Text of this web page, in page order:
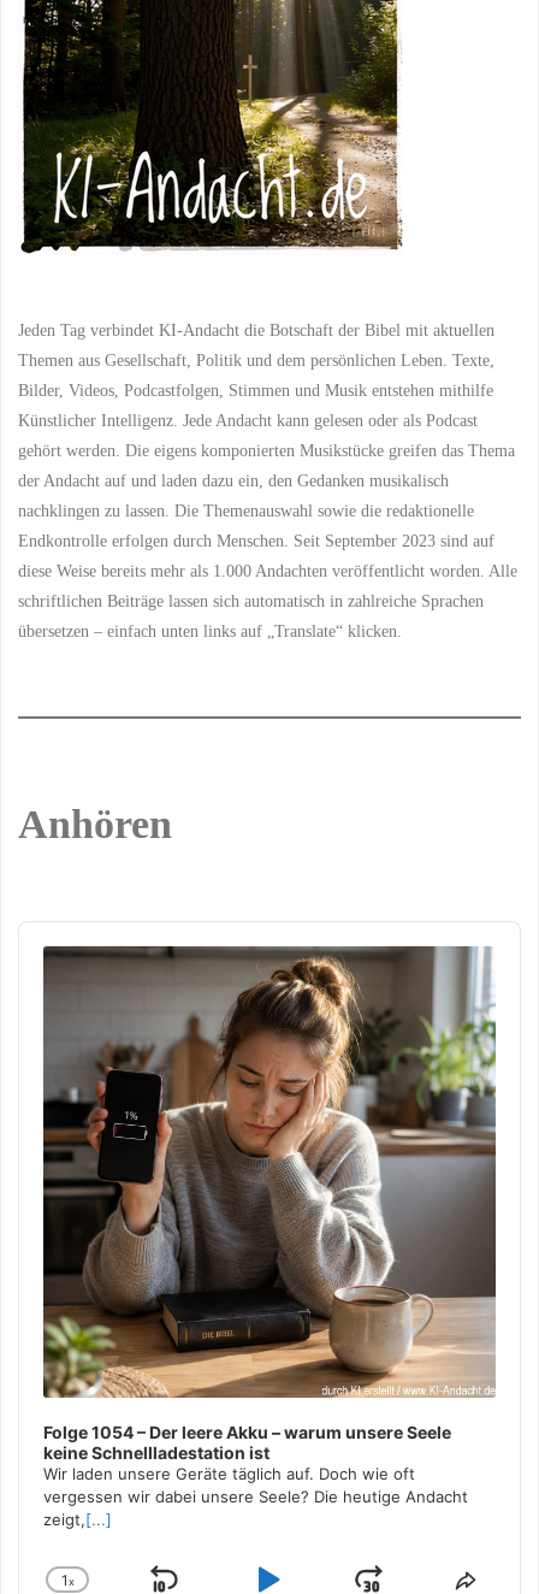
und
ein
Gott,
der
hört"
Jeden Tag verbindet KI-Andacht die Botschaft der Bibel mit aktuellen
Themen aus Gesellschaft, Politik und dem persönlichen Leben. Texte,
Bilder, Videos, Podcastfolgen, Stimmen und Musik entstehen mithilfe
Künstlicher Intelligenz. Jede Andacht kann gelesen oder als Podcast
gehört werden. Die eigens komponierten Musikstücke greifen das Thema
der Andacht auf und laden dazu ein, den Gedanken musikalisch
nachklingen zu lassen. Die Themenauswahl sowie die redaktionelle
Endkontrolle erfolgen durch Menschen. Seit September 2023 sind auf
diese Weise bereits mehr als 1.000 Andachten veröffentlicht worden. Alle
schriftlichen Beiträge lassen sich automatisch in zahlreiche Sprachen
übersetzen – einfach unten links auf „Translate“ klicken.
Anhören
Audio
Player
Folge 1054 – Der leere Akku – warum unsere Seele
keine Schnellladestation ist
Wir laden unsere Geräte täglich auf. Doch wie oft
vergessen wir dabei unsere Seele? Die heutige Andacht
zeigt,[...]
1x